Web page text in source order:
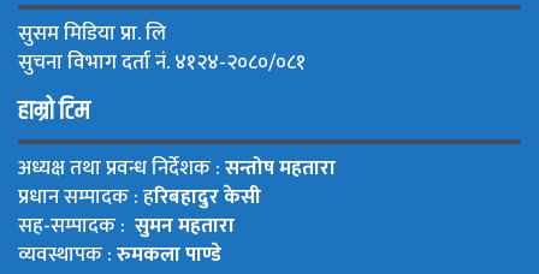
सुसम मिडिया प्रा. लि
सुचना विभाग दर्ता नं. ४१२४-२०८०/०८१
हाम्रो टिम
अध्यक्ष तथा प्रवन्ध निर्देशक :सन्तोष महतारा
प्रधान सम्पादक : हरिबहादुर केसी
सह-सम्पादक : सुमन महतारा
व्यवस्थापक :रुमकला पाण्डे